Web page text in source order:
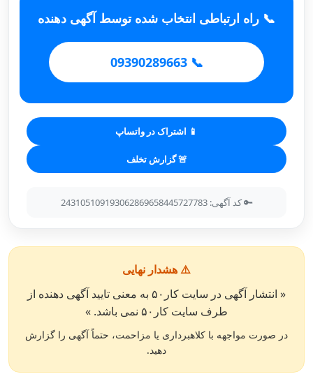
📞 راه ارتباطی انتخاب شده توسط آگهی دهنده
📞 09390289663
📱 اشتراک در واتساپ
🚨 گزارش تخلف
🔑 کد آگهی: 243105109193062869658445727783
⚠️ هشدار نهایی
« انتشار آگهی در سایت کار۵۰ به معنی تایید آگهی دهنده از
طرف سایت کار۵۰ نمی باشد. »
در صورت مواجهه با کلاهبرداری یا مزاحمت، حتماً آگهی را گزارش
دهید.